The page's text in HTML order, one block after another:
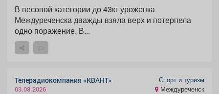
В весовой категории до 43кг уроженка
Междуреченска дважды взяла верх и потерпела
одно поражение. В...
Телерадиокомпания «КВАНТ»
03.08.2026
Спорт и туризм
Междуреченск